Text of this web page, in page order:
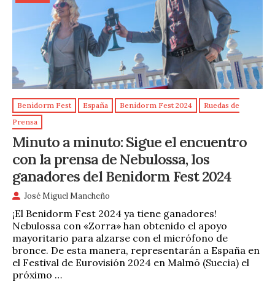
Benidorm Fest España Benidorm Fest 2024
Ruedas de
Prensa
Minuto a minuto: Sigue el encuentro
con la prensa de Nebulossa, los
ganadores del Benidorm Fest 2024
José Miguel Mancheño
¡El Benidorm Fest 2024 ya tiene ganadores!
Nebulossa con «Zorra» han obtenido el apoyo
mayoritario para alzarse con el micrófono de
bronce. De esta manera, representarán a España en
el Festival de Eurovisión 2024 en Malmö (Suecia) el
próximo …